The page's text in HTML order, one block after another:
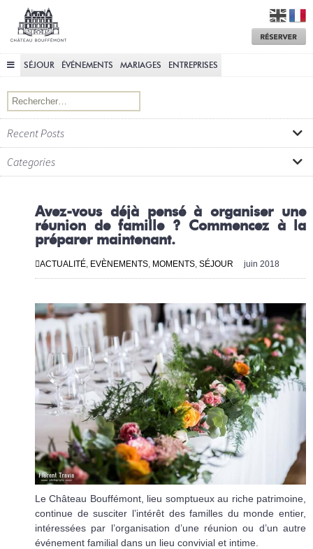
SÉJOUR ÉVÉNEMENTS MARIAGES ENTREPRISES
Rechercher :
Recent Posts
Categories
Avez-vous déjà pensé à organiser une
réunion de famille ? Commencez à la
préparer maintenant.
ACTUALITÉ, EVÈNEMENTS, MOMENTS, SÉJOUR juin 2018
Le Château Bouffémont, lieu somptueux au riche patrimoine,
continue de susciter l’intérêt des familles du monde entier,
intéressées par l’organisation d’une réunion ou d’un autre
événement familial dans un lieu convivial et intime.